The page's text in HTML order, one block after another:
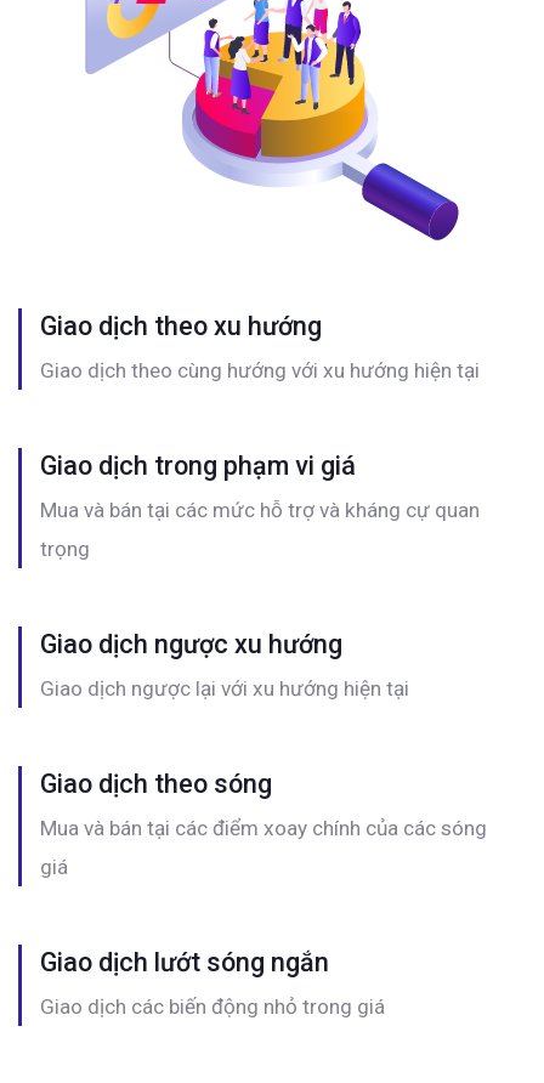
Giao dịch theo xu hướng
Giao dịch theo cùng hướng với xu hướng hiện tại
Giao dịch trong phạm vi giá
Mua và bán tại các mức hỗ trợ và kháng cự quan
trọng
Giao dịch ngược xu hướng
Giao dịch ngược lại với xu hướng hiện tại
Giao dịch theo sóng
Mua và bán tại các điểm xoay chính của các sóng
giá
Giao dịch lướt sóng ngắn
Giao dịch các biến động nhỏ trong giá